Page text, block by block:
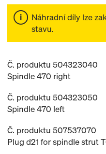
Náhradní díly lze
stavu.
Č. produktu 504323040
Spindle 470 right
Č. produktu 504323050
Spindle 470 left
Č. produktu 507537070
Plug d21 for spindle strut